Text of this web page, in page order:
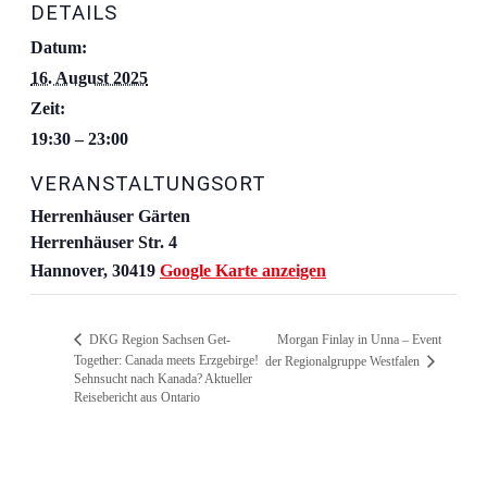
DETAILS
Datum:
16. August 2025
Zeit:
19:30 – 23:00
VERANSTALTUNGSORT
Herrenhäuser Gärten
Herrenhäuser Str. 4
Hannover, 30419 Google Karte anzeigen
DKG Region Sachsen Get-
Together: Canada meets Erzgebirge!
Sehnsucht nach Kanada? Aktueller
Reisebericht aus Ontario
Morgan Finlay in Unna – Event
der Regionalgruppe Westfalen